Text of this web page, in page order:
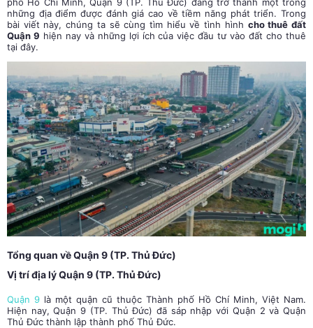
những địa điểm được đánh giá cao về tiềm năng phát triển. Trong
bài viết này, chúng ta sẽ cùng tìm hiểu về tình hình cho thuê đất
Quận 9 hiện nay và những lợi ích của việc đầu tư vào đất cho thuê
tại đây.
Tổng quan về Quận 9 (TP. Thủ Đức)
Vị trí địa lý Quận 9 (TP. Thủ Đức)
Quận 9 là một quận cũ thuộc Thành phố Hồ Chí Minh, Việt Nam.
Hiện nay, Quận 9 (TP. Thủ Đức) đã sáp nhập với Quận 2 và Quận
Thủ Đức thành lập thành phố Thủ Đức.